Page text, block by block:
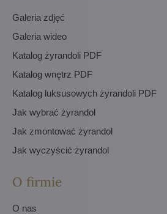
Galeria zdjęć
Galeria wideo
Katalog żyrandoli PDF
Katalog wnętrz PDF
Katalog luksusowych żyrandoli PDF
Jak wybrać żyrandol
Jak zmontować żyrandol
Jak wyczyścić żyrandol
O firmie
O nas